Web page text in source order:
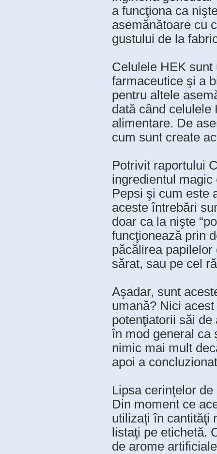
a funcţiona ca
asemănătoare cu
gustului de la
Celulele HEK
farmaceutice şi a
pentru altele
dată când celulele
alimentare. De
cum sunt create
Potrivit raportului
ingredientul
Pepsi şi cum este
aceste întrebări
doar ca la nişte
funcţionează prin
păcălirea
sărat, sau pe cel
Aşadar, sunt
umană? Nici
potenţiatorii săi de
în mod general ca
nimic mai mult
apoi a
Lipsa cerinţelor
Din moment ce
utilizaţi în cantităţi
listaţi pe etichetă.
de arome